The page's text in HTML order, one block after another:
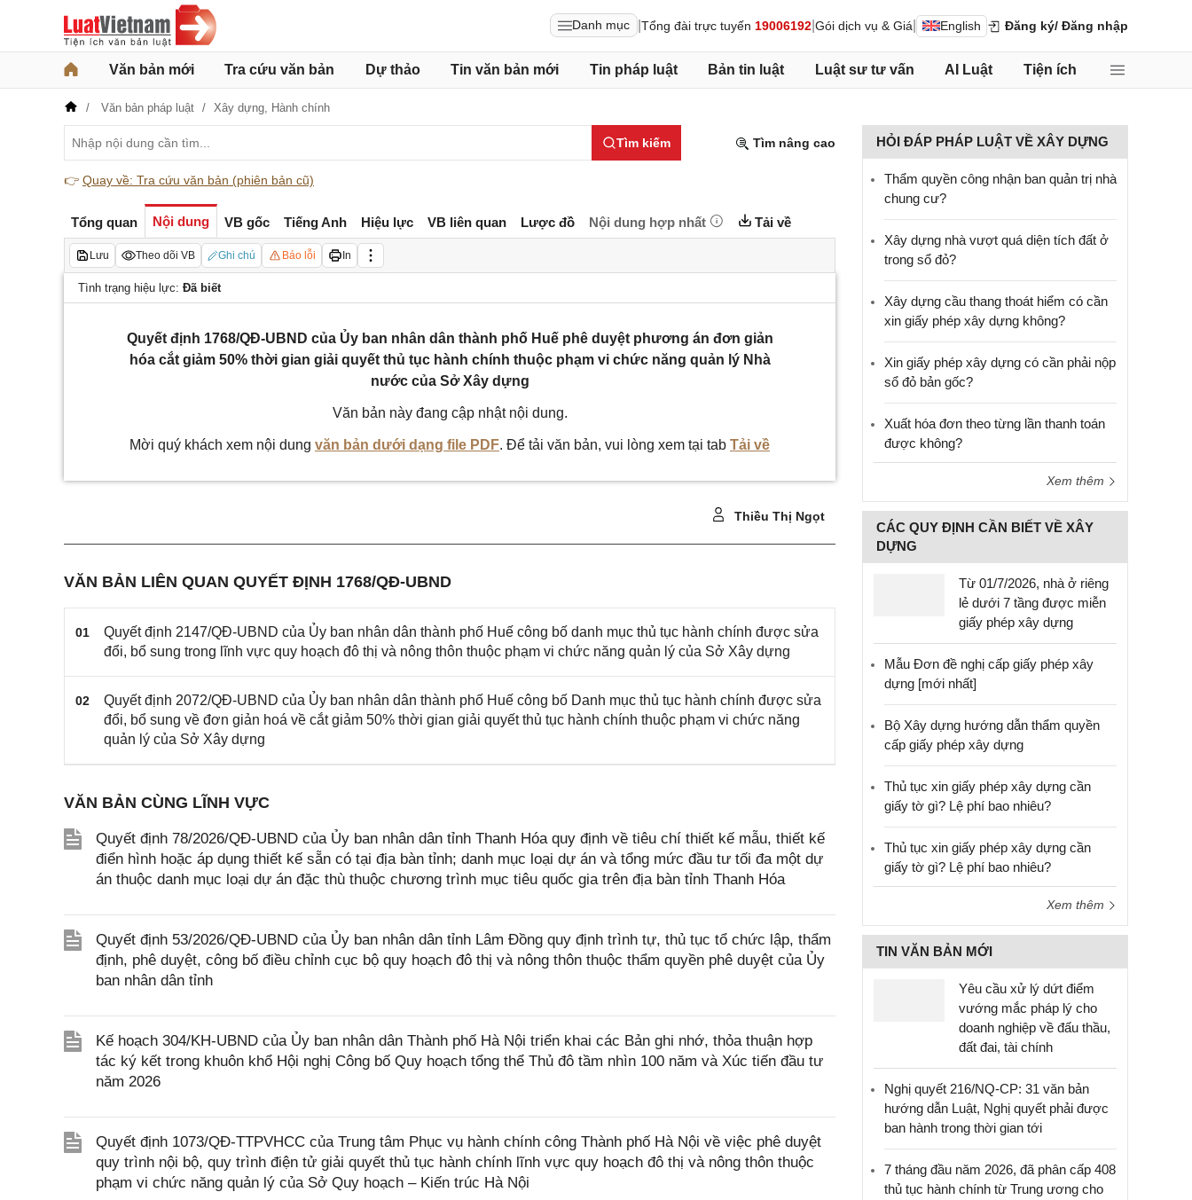
Danh mục Tổng đài trực tuyến 19006192 Gói dịch vụ & Giá English Đăng ký/ Đăng nhập
Văn bản mới Tra cứu văn bản Dự thảo Tin văn bản mới Tin pháp luật Bản tin luật Luật sư tư vấn AI Luật Tiện ích
Văn bản pháp luật Xây dựng, Hành chính
Tìm kiếm Tìm nâng cao
👉 Quay về: Tra cứu văn bản (phiên bản cũ)
Tổng quan Nội dung VB gốc Tiếng Anh Hiệu lực VB liên quan Lược đồ Nội dung hợp nhất Tải về
Lưu Theo dõi VB Ghi chú Báo lỗi In
Tình trạng hiệu lực: Đã biết
Quyết định 1768/QĐ-UBND của Ủy ban nhân dân thành phố Huế phê duyệt phương án đơn giản
hóa cắt giảm 50% thời gian giải quyết thủ tục hành chính thuộc phạm vi chức năng quản lý Nhà
nước của Sở Xây dựng
Văn bản này đang cập nhật nội dung.
Mời quý khách xem nội dung văn bản dưới dạng file PDF. Để tải văn bản, vui lòng xem tại tab Tải về
Thiều Thị Ngọt
VĂN BẢN LIÊN QUAN QUYẾT ĐỊNH 1768/QĐ-UBND
01
Quyết định 2147/QĐ-UBND của Ủy ban nhân dân thành phố Huế công bố danh mục thủ tục hành chính được sửa
đổi, bổ sung trong lĩnh vực quy hoạch đô thị và nông thôn thuộc phạm vi chức năng quản lý của Sở Xây dựng
02
Quyết định 2072/QĐ-UBND của Ủy ban nhân dân thành phố Huế công bố Danh mục thủ tục hành chính được sửa
đổi, bổ sung về đơn giản hoá về cắt giảm 50% thời gian giải quyết thủ tục hành chính thuộc phạm vi chức năng
quản lý của Sở Xây dựng
VĂN BẢN CÙNG LĨNH VỰC
Quyết định 78/2026/QĐ-UBND của Ủy ban nhân dân tỉnh Thanh Hóa quy định về tiêu chí thiết kế mẫu, thiết kế
điển hình hoặc áp dụng thiết kế sẵn có tại địa bàn tỉnh; danh mục loại dự án và tổng mức đầu tư tối đa một dự
án thuộc danh mục loại dự án đặc thù thuộc chương trình mục tiêu quốc gia trên địa bàn tỉnh Thanh Hóa
Quyết định 53/2026/QĐ-UBND của Ủy ban nhân dân tỉnh Lâm Đồng quy định trình tự, thủ tục tổ chức lập, thẩm
định, phê duyệt, công bố điều chỉnh cục bộ quy hoạch đô thị và nông thôn thuộc thẩm quyền phê duyệt của Ủy
ban nhân dân tỉnh
Kế hoạch 304/KH-UBND của Ủy ban nhân dân Thành phố Hà Nội triển khai các Bản ghi nhớ, thỏa thuận hợp
tác ký kết trong khuôn khổ Hội nghị Công bố Quy hoạch tổng thể Thủ đô tầm nhìn 100 năm và Xúc tiến đầu tư
năm 2026
Quyết định 1073/QĐ-TTPVHCC của Trung tâm Phục vụ hành chính công Thành phố Hà Nội về việc phê duyệt
quy trình nội bộ, quy trình điện tử giải quyết thủ tục hành chính lĩnh vực quy hoạch đô thị và nông thôn thuộc
phạm vi chức năng quản lý của Sở Quy hoạch – Kiến trúc Hà Nội
HỎI ĐÁP PHÁP LUẬT VỀ XÂY DỰNG
Thẩm quyền công nhận ban quản trị nhà
chung cư?
Xây dựng nhà vượt quá diện tích đất ở
trong sổ đỏ?
Xây dựng cầu thang thoát hiểm có cần
xin giấy phép xây dựng không?
Xin giấy phép xây dựng có cần phải nộp
sổ đỏ bản gốc?
Xuất hóa đơn theo từng lần thanh toán
được không?
Xem thêm
CÁC QUY ĐỊNH CẦN BIẾT VỀ XÂY
DỰNG
Từ 01/7/2026, nhà ở riêng
lẻ dưới 7 tầng được miễn
giấy phép xây dựng
Mẫu Đơn đề nghị cấp giấy phép xây
dựng [mới nhất]
Bộ Xây dựng hướng dẫn thẩm quyền
cấp giấy phép xây dựng
Thủ tục xin giấy phép xây dựng cần
giấy tờ gì? Lệ phí bao nhiêu?
Thủ tục xin giấy phép xây dựng cần
giấy tờ gì? Lệ phí bao nhiêu?
Xem thêm
TIN VĂN BẢN MỚI
Yêu cầu xử lý dứt điểm
vướng mắc pháp lý cho
doanh nghiệp về đấu thầu,
đất đai, tài chính
Nghị quyết 216/NQ-CP: 31 văn bản
hướng dẫn Luật, Nghị quyết phải được
ban hành trong thời gian tới
7 tháng đầu năm 2026, đã phân cấp 408
thủ tục hành chính từ Trung ương cho